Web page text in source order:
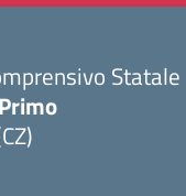
Statale